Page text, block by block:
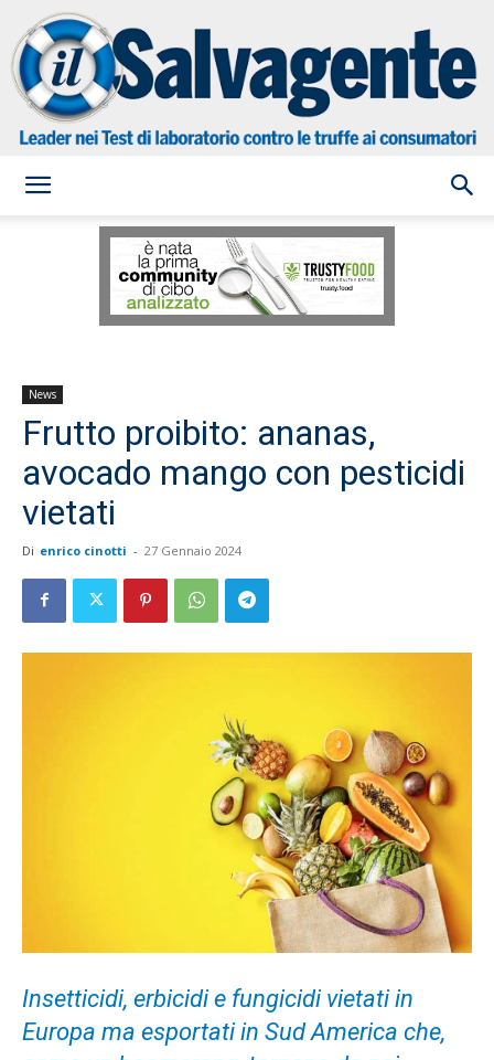
Salvagente
News
Frutto proibito: ananas,
avocado mango con pesticidi
vietati
Di enrico cinotti - 27 Gennaio 2024
Insetticidi, erbicidi e fungicidi vietati in
Europa ma esportati in Sud America che,